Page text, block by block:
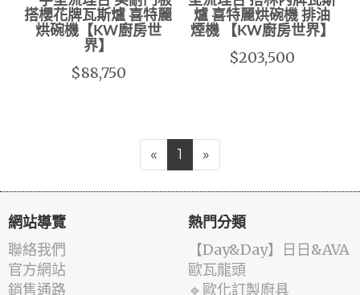
搭櫻花牌瓦斯爐 喜特麗
烘碗機【KW廚房世
界】
$88,750
爐 喜特麗烘碗機 排油
煙機 【KW廚房世界】
$203,500
« 1 »
網站導覽
聯絡我們
官方網站
銷售通路
熱門分類
️【Day&Day】️日日&AVA
歐瓦龍頭
🔹歐化訂製廚具